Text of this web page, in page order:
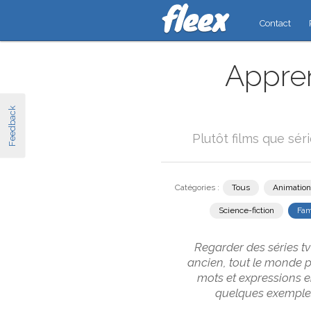
Feedback
Contact
Plutôt films que
Catégories : Tous Animation
Science-fiction
Regarder des séries
ancien, tout le monde
mots et expressions
quelques